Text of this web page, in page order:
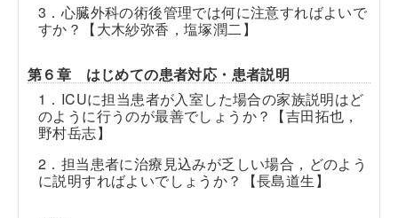
3．心臓外科の術後管理では何に注意すればよいで
すか？【大木紗弥香，塩塚潤二】
第６章 はじめての患者対応・患者説明
1．ICUに担当患者が入室した場合の家族説明はど
のように行うのが最善でしょうか？【吉田拓也，
野村岳志】
2．担当患者に治療見込みが乏しい場合，どのよう
に説明すればよいでしょうか？【長島道生】